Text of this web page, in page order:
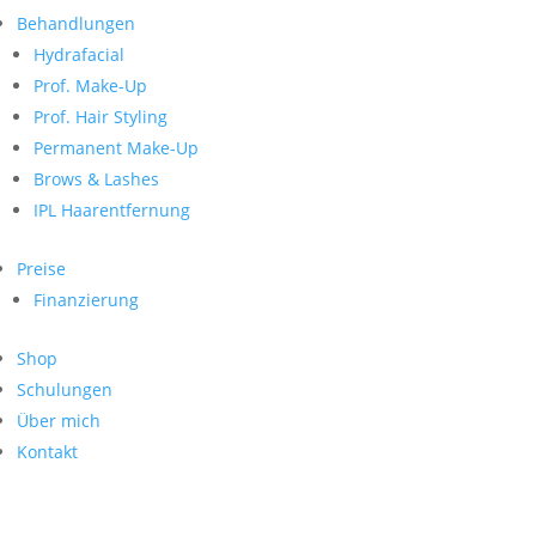
Behandlungen
Hydrafacial
Prof. Make-Up
Prof. Hair Styling
Permanent Make-Up
Brows & Lashes
IPL Haarentfernung
Preise
Finanzierung
Shop
Schulungen
Über mich
Kontakt
nach:
Neueste Kommentare
Archiv
Kategorien
Keine Kategorien
Meta
Anmelden
Feed der Einträge
WordPress.org
Search
nach:
Archive
Kontakt
Impressum
Datenschutz